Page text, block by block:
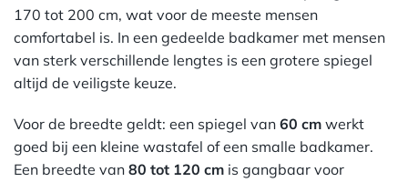
170 tot 200 cm, wat voor de meeste mensen
comfortabel is. In een gedeelde badkamer met mensen
van sterk verschillende lengtes is een grotere spiegel
altijd de veiligste keuze.
Voor de breedte geldt: een spiegel van 60 cm werkt
goed bij een kleine wastafel of een smalle badkamer.
Een breedte van 80 tot 120 cm is gangbaar voor